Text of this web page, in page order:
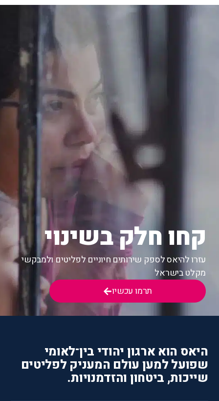
קחו חלק בשינוי
עזרו להיאס לספק שירותים חיוניים לפליטים ולמבקשי
מקלט בישראל
תרמו עכשיו
היאס הוא ארגון יהודי בין־לאומי
שפועל למען עולם המעניק לפליטים
שייכות, ביטחון והזדמנויות.